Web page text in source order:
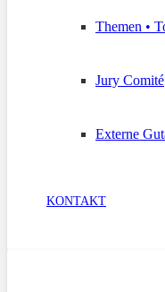
Themen •
Jury Comité
Externe
KONTAKT
5.